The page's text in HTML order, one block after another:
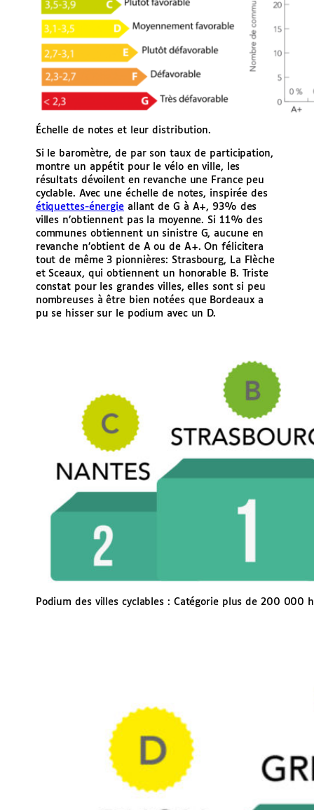
Échelle de notes et leur distribution.
Si le baromètre, de par son taux de participation,
montre un appétit pour le vélo en ville, les
résultats dévoilent en revanche une France peu
cyclable. Avec une échelle de notes, inspirée des
étiquettes-énergie allant de G à A+, 93% des
villes n’obtiennent pas la moyenne. Si 11% des
communes obtiennent un sinistre G, aucune en
revanche n’obtient de A ou de A+. On félicitera
tout de même 3 pionnières: Strasbourg, La Flèche
et Sceaux, qui obtiennent un honorable B. Triste
constat pour les grandes villes, elles sont si peu
nombreuses à être bien notées que Bordeaux a
pu se hisser sur le podium avec un D.
Podium des villes cyclables : Catégorie plus de 200 000